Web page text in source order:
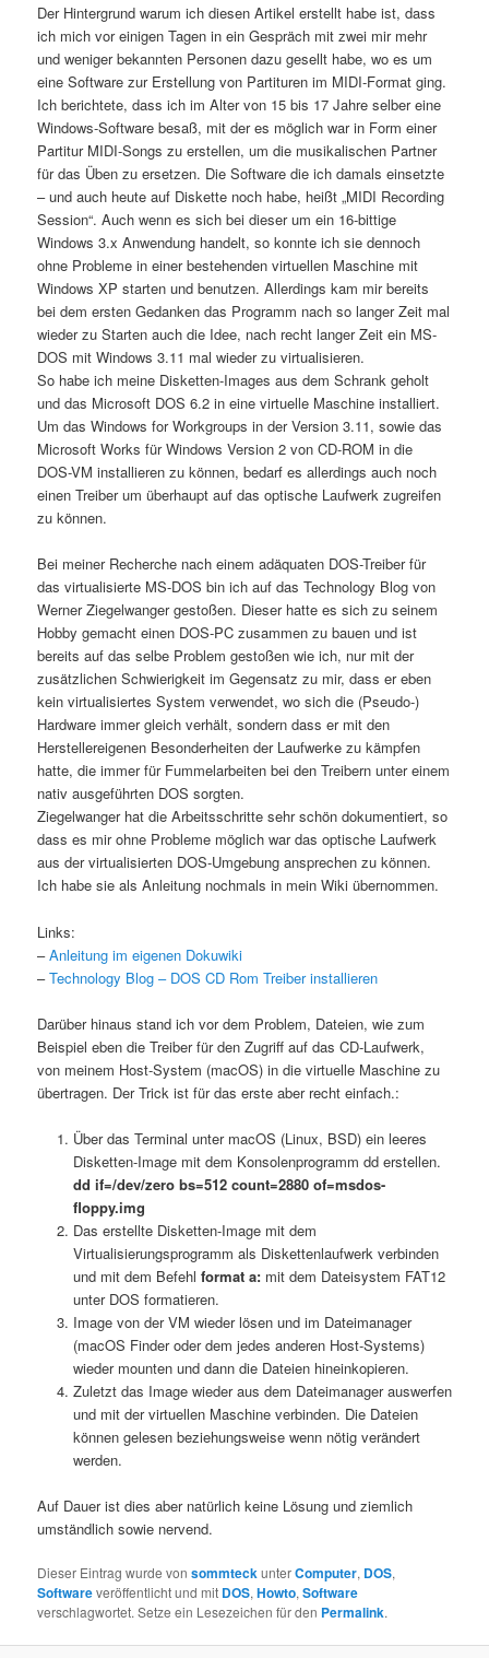
Der Hintergrund warum ich diesen Artikel erstellt habe ist, dass
ich mich vor einigen Tagen in ein Gespräch mit zwei mir mehr
und weniger bekannten Personen dazu gesellt habe, wo es um
eine Software zur Erstellung von Partituren im MIDI-Format ging.
Ich berichtete, dass ich im Alter von 15 bis 17 Jahre selber eine
Windows-Software besaß, mit der es möglich war in Form einer
Partitur MIDI-Songs zu erstellen, um die musikalischen Partner
für das Üben zu ersetzen. Die Software die ich damals einsetzte
– und auch heute auf Diskette noch habe, heißt „MIDI Recording
Session“. Auch wenn es sich bei dieser um ein 16-bittige
Windows 3.x Anwendung handelt, so konnte ich sie dennoch
ohne Probleme in einer bestehenden virtuellen Maschine mit
Windows XP starten und benutzen. Allerdings kam mir bereits
bei dem ersten Gedanken das Programm nach so langer Zeit mal
wieder zu Starten auch die Idee, nach recht langer Zeit ein MS-
DOS mit Windows 3.11 mal wieder zu virtualisieren.
So habe ich meine Disketten-Images aus dem Schrank geholt
und das Microsoft DOS 6.2 in eine virtuelle Maschine installiert.
Um das Windows for Workgroups in der Version 3.11, sowie das
Microsoft Works für Windows Version 2 von CD-ROM in die
DOS-VM installieren zu können, bedarf es allerdings auch noch
einen Treiber um überhaupt auf das optische Laufwerk zugreifen
zu können.
Bei meiner Recherche nach einem adäquaten DOS-Treiber für
das virtualisierte MS-DOS bin ich auf das Technology Blog von
Werner Ziegelwanger gestoßen. Dieser hatte es sich zu seinem
Hobby gemacht einen DOS-PC zusammen zu bauen und ist
bereits auf das selbe Problem gestoßen wie ich, nur mit der
zusätzlichen Schwierigkeit im Gegensatz zu mir, dass er eben
kein virtualisiertes System verwendet, wo sich die (Pseudo-)
Hardware immer gleich verhält, sondern dass er mit den
Herstellereigenen Besonderheiten der Laufwerke zu kämpfen
hatte, die immer für Fummelarbeiten bei den Treibern unter einem
nativ ausgeführten DOS sorgten.
Ziegelwanger hat die Arbeitsschritte sehr schön dokumentiert, so
dass es mir ohne Probleme möglich war das optische Laufwerk
aus der virtualisierten DOS-Umgebung ansprechen zu können.
Ich habe sie als Anleitung nochmals in mein Wiki übernommen.
Links:
–Anleitung im eigenen Dokuwiki
–Technology Blog – DOS CD Rom Treiber installieren
Darüber hinaus stand ich vor dem Problem, Dateien, wie zum
Beispiel eben die Treiber für den Zugriff auf das CD-Laufwerk,
von meinem Host-System (macOS) in die virtuelle Maschine zu
übertragen. Der Trick ist für das erste aber recht einfach.:
Über das Terminal unter macOS (Linux, BSD) ein leeres
Disketten-Image mit dem Konsolenprogramm dd erstellen.
dd if=/dev/zero bs=512 count=2880 of=msdos-
floppy.img
Das erstellte Disketten-Image mit dem
Virtualisierungsprogramm als Diskettenlaufwerk verbinden
und mit dem Befehl format a:mit dem Dateisystem FAT12
unter DOS formatieren.
Image von der VM wieder lösen und im Dateimanager
(macOS Finder oder dem jedes anderen Host-Systems)
wieder mounten und dann die Dateien hineinkopieren.
Zuletzt das Image wieder aus dem Dateimanager auswerfen
und mit der virtuellen Maschine verbinden. Die Dateien
können gelesen beziehungsweise wenn nötig verändert
werden.
Auf Dauer ist dies aber natürlich keine Lösung und ziemlich
umständlich sowie nervend.
Dieser Eintrag wurde vonsommteckunterComputer, DOS,
Softwareveröffentlicht und mit DOS,Howto,Software
verschlagwortet. Setze ein Lesezeichen für den Permalink.